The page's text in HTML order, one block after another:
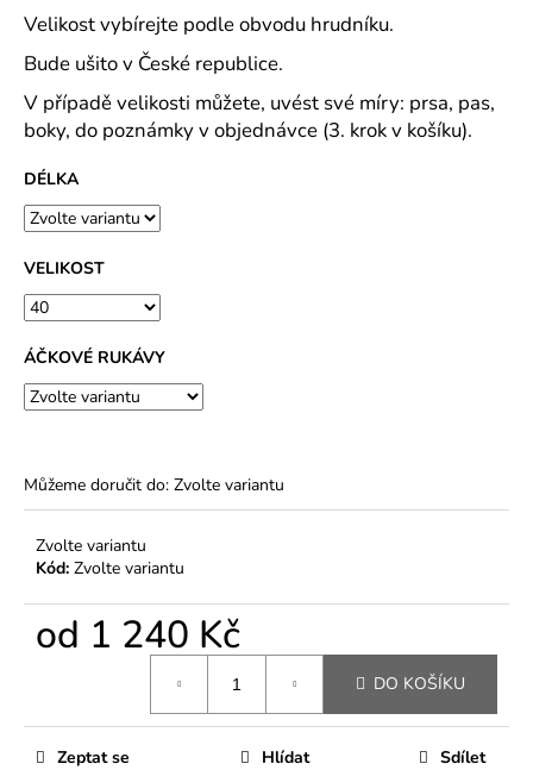
Velikost vybírejte podle obvodu hrudníku.
Bude ušito v České republice.
V případě velikosti můžete, uvést své míry: prsa, pas,
boky, do poznámky v objednávce (3. krok v košíku).
DÉLKA
VELIKOST
ÁČKOVÉ RUKÁVY
Můžeme doručit do: Zvolte variantu
Zvolte variantu
Kód: Zvolte variantu
od 1 240 Kč
DO KOŠÍKU
Zeptat se Hlídat Sdílet
TRENÝRKY
-
PLÁTNO
145
Kč